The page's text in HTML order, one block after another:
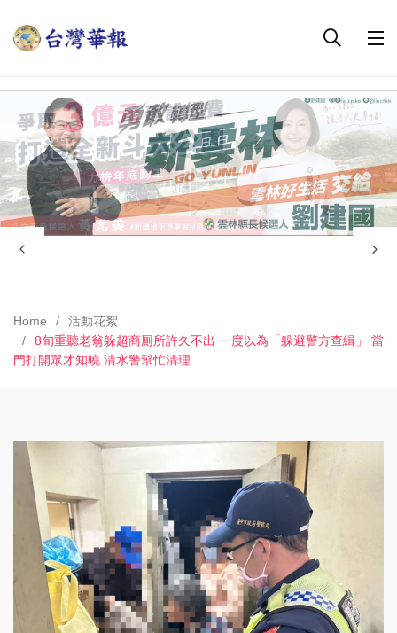
Home
活動花絮
8旬重聽老翁躲超商厠所許久不出 一度以為「躲避警方查緝」 當
門打開眾才知曉 清水警幫忙清理